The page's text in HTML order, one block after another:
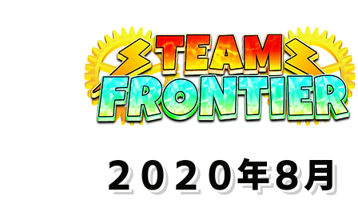
​２０２０年８月